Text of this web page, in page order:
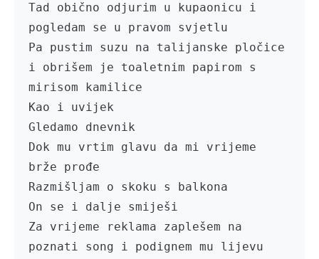
Tad obično odjurim u kupaonicu i
pogledam se u pravom svjetlu
Pa pustim suzu na talijanske pločice
i obrišem je toaletnim papirom s
mirisom kamilice
Kao i uvijek
Gledamo dnevnik
Dok mu vrtim glavu da mi vrijeme
brže prođe
Razmišljam o skoku s balkona
On se i dalje smiješi
Za vrijeme reklama zaplešem na
poznati song i podignem mu lijevu